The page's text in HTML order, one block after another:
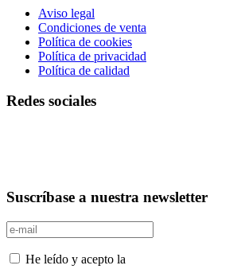
Aviso legal
Condiciones de venta
Política de cookies
Política de privacidad
Política de calidad
Redes sociales
Suscríbase a nuestra newsletter
He leído y acepto la